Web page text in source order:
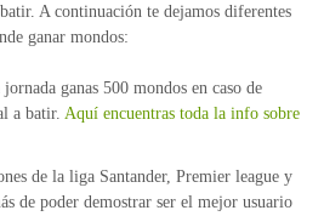
A continuación te dejamos diferentes
ganar mondos:
ganas 500 mondos en caso de
a batir. Aquí encuentras toda la info sobre
de la liga Santander, Premier league y
de poder demostrar ser el mejor usuario